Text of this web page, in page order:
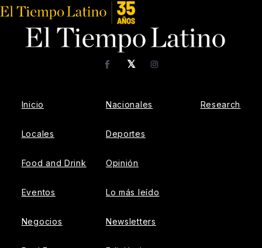
𝕏
FacebookInstagram
Inicio
Locales
Food and Drink
Eventos
Negocios
Nacionales
Deportes
Opinión
Lo más leído
Newsletters
Research